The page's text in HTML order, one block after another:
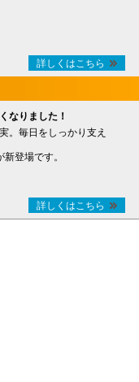
詳しくはこちら
なりました！
。毎日をしっかり支え
登場です。
詳しくはこちら